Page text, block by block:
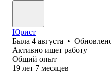
Юрист
Была 4 августа •
Активно ищет работу
Общий опыт
19 лет 7 месяцев